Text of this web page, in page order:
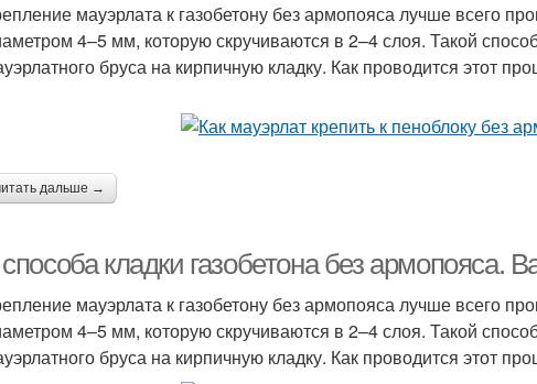
мауэрлата к газобетону без армопояса лучше всего
4–5 мм, которую скручиваются в 2–4 слоя. Такой
бруса на кирпичную кладку. Как проводится этот
дальше →
кладки газобетона без армопояса.
мауэрлата к газобетону без армопояса лучше всего
4–5 мм, которую скручиваются в 2–4 слоя. Такой
бруса на кирпичную кладку. Как проводится этот